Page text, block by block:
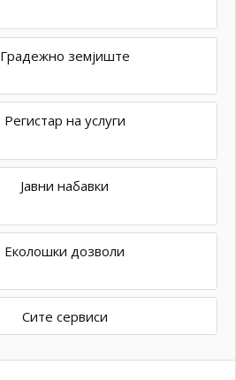
Градежно земјиште
Регистар на услуги
Јавни набавки
Еколошки дозволи
Сите сервиси